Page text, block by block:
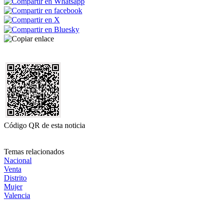
Código QR de esta noticia
Temas relacionados
Nacional
Venta
Distrito
Mujer
Valencia